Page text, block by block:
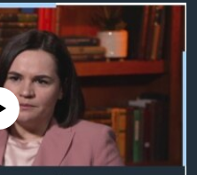
available